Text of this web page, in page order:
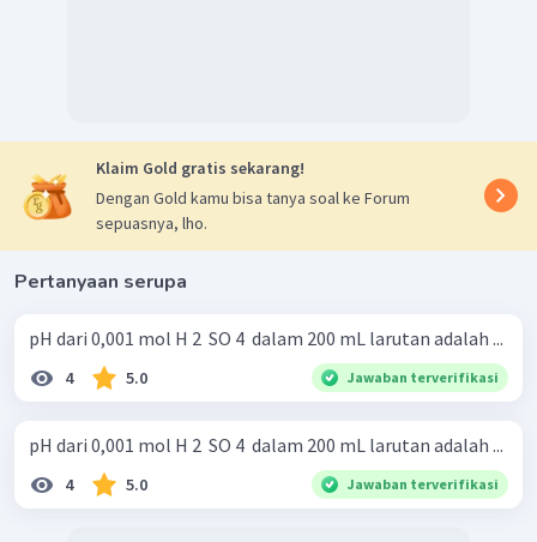
Klaim Gold gratis sekarang!
Dengan Gold kamu bisa tanya soal ke Forum
sepuasnya, lho.
Pertanyaan serupa
pH dari 0,001 mol H 2 ​ SO 4 ​ dalam 200 mL larutan adalah ...
4 5.0 Jawaban terverifikasi
pH dari 0,001 mol H 2 ​ SO 4 ​ dalam 200 mL larutan adalah ...
4 5.0 Jawaban terverifikasi